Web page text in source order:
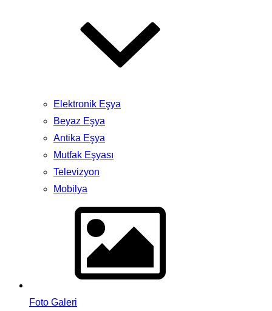
Elektronik Eşya
Beyaz Eşya
Antika Eşya
Mutfak Eşyası
Televizyon
Mobilya
Foto Galeri